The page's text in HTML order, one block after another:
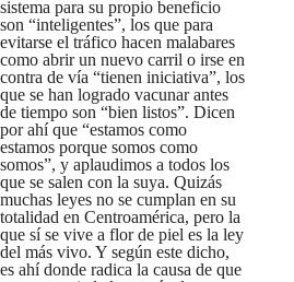
sistema para su propio beneficio
son “inteligentes”, los que para
evitarse el tráfico hacen malabares
como abrir un nuevo carril o irse en
contra de vía “tienen iniciativa”, los
que se han logrado vacunar antes
de tiempo son “bien listos”. Dicen
por ahí que “estamos como
estamos porque somos como
somos”, y aplaudimos a todos los
que se salen con la suya. Quizás
muchas leyes no se cumplan en su
totalidad en Centroamérica, pero la
que sí se vive a flor de piel es la ley
del más vivo. Y según este dicho,
es ahí donde radica la causa de que